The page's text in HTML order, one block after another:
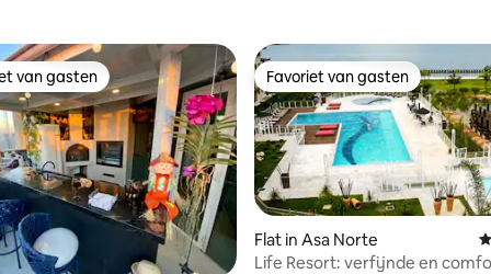
van gasten
van gasten Favoriet van gasten
Favoriet van gasten
Flat in Asa Norte
Life Resort: verfijnde en